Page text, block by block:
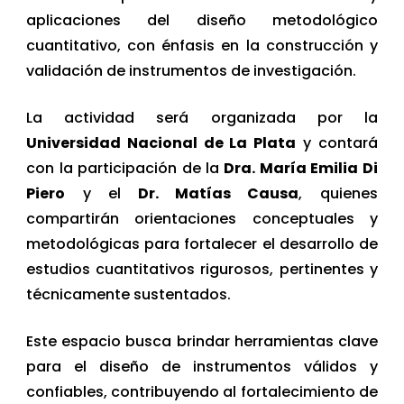
aplicaciones del diseño metodológico
cuantitativo, con énfasis en la construcción y
validación de instrumentos de investigación.
La actividad será organizada por la
Universidad Nacional de La Plata y contará
con la participación de la Dra. María Emilia Di
Piero y el Dr. Matías Causa, quienes
compartirán orientaciones conceptuales y
metodológicas para fortalecer el desarrollo de
estudios cuantitativos rigurosos, pertinentes y
técnicamente sustentados.
Este espacio busca brindar herramientas clave
para el diseño de instrumentos válidos y
confiables, contribuyendo al fortalecimiento de